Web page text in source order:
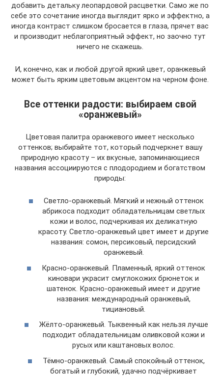
добавить детальку леопардовой расцветки. Само же по
себе это сочетание иногда выглядит ярко и эффектно, а
иногда контраст слишком бросается в глаза, прячет вас
и производит неблагоприятный эффект, но заочно тут
ничего не скажешь.
И, конечно, как и любой другой яркий цвет, оранжевый
может быть ярким цветовым акцентом на черном фоне.
Все оттенки радости: выбираем свой
«оранжевый»
Цветовая палитра оранжевого имеет несколько
оттенков; выбирайте тот, который подчеркнет вашу
природную красоту – их вкусные, запоминающиеся
названия ассоциируются с плодородием и богатством
природы:
Светло-оранжевый. Мягкий и нежный оттенок
абрикоса подходит обладательницам светлых
кожи и волос, подчеркивая их деликатную
красоту. Светло-оранжевый цвет имеет и другие
названия: сомон, персиковый, персидский
оранжевый.
Красно-оранжевый. Пламенный, яркий оттенок
киновари украсит смуглокожих брюнеток и
шатенок. Красно-оранжевый имеет и другие
названия: международный оранжевый,
тициановый.
Жёлто-оранжевый. Тыквенный как нельзя лучше
подходит обладательницам оливковой кожи и
русых или каштановых волос.
Тёмно-оранжевый. Самый спокойный оттенок,
богатый и глубокий, удачно подчёркивает